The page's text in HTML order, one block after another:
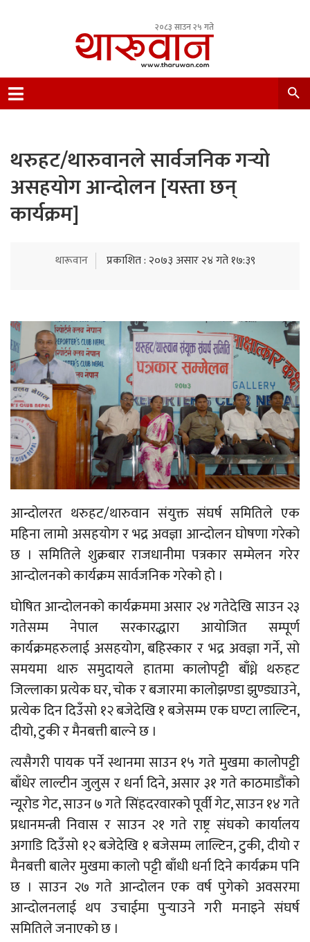
२०८३ साउन २५ गते
Nepal.
थरुहट/थारुवानले सार्वजनिक गर्‍यो
असहयोग आन्दोलन [यस्ता छन्
कार्यक्रम]
थारूवान प्रकाशित : २०७३ असार २४ गते १७:३९
आन्दोलरत थरुहट/थारुवान संयुक्त संघर्ष समितिले एक
महिना लामो असहयोग र भद्र अवज्ञा आन्दोलन घोषणा गरेको
छ । समितिले शुक्रबार राजधानीमा पत्रकार सम्मेलन गरेर
आन्दोलनको कार्यक्रम सार्वजनिक गरेको हो ।
घोषित आन्दोलनको कार्यक्रममा असार २४ गतेदेखि साउन २३
गतेसम्म नेपाल सरकारद्धारा आयोजित सम्पूर्ण
कार्यक्रमहरुलाई असहयोग, बहिस्कार र भद्र अवज्ञा गर्ने, सो
समयमा थारु समुदायले हातमा कालोपट्टी बाँध्ने थरुहट
जिल्लाका प्रत्येक घर, चोक र बजारमा कालोझण्डा झुण्ड्याउने,
प्रत्येक दिन दिउँसो १२ बजेदेखि १ बजेसम्म एक घण्टा लाल्टिन,
दीयो, टुकी र मैनबत्ती बाल्ने छ ।
त्यसैगरी पायक पर्ने स्थानमा साउन १५ गते मुखमा कालोपट्टी
बाँधेर लाल्टीन जुलुस र धर्ना दिने, असार ३१ गते काठमाडौंको
न्यूरोड गेट, साउन ७ गते सिंहदरवारको पूर्वी गेट, साउन १४ गते
प्रधानमन्त्री निवास र साउन २१ गते राष्ट्र संघको कार्यालय
अगाडि दिउँसो १२ बजेदेखि १ बजेसम्म लाल्टिन, टुकी, दीयो र
मैनबत्ती बालेर मुखमा कालो पट्टी बाँधी धर्ना दिने कार्यक्रम पनि
छ । साउन २७ गते आन्दोलन एक वर्ष पुगेको अवसरमा
आन्दोलनलाई थप उचाईमा पुर्‍याउने गरी मनाइने संघर्ष
समितिले जनाएको छ ।